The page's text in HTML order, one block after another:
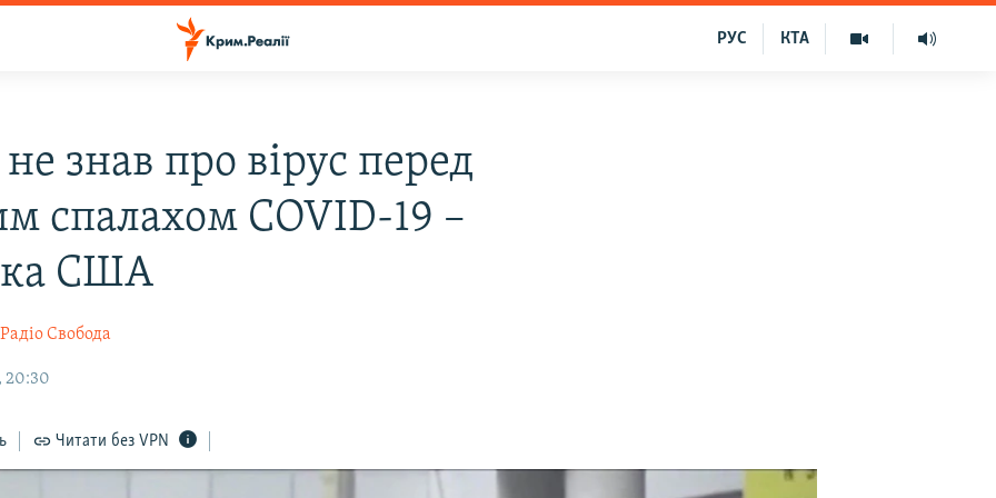
КТА
РУС
знав про вірус перед
спалахом COVID-19 –
США
Радіо Свобода
20:30
Читати без VPN